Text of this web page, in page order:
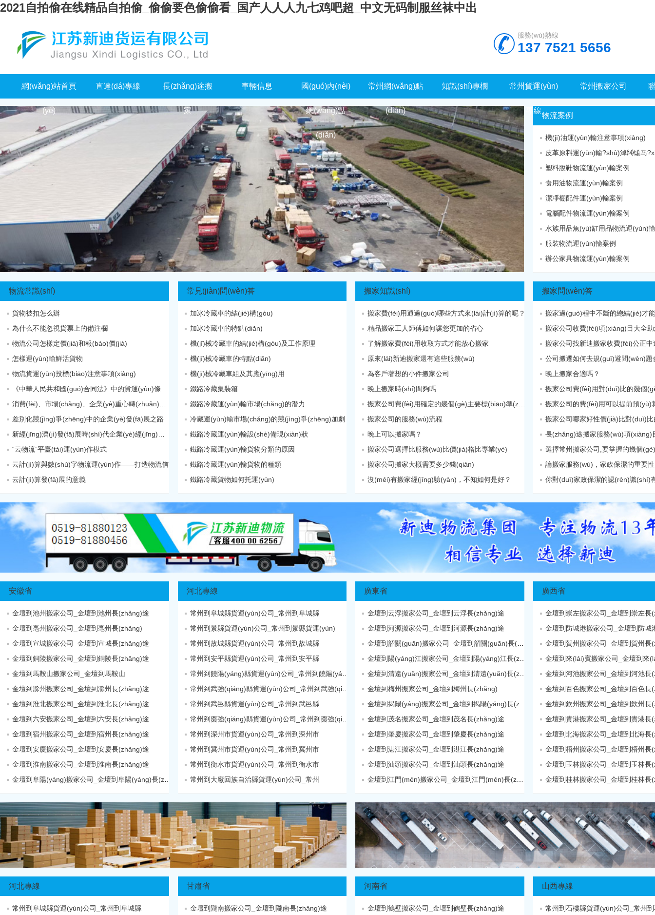
2021自拍偷在线精品自拍偷_偷偷要色偷偷看_国产人人人九七鸡吧超_中文无码制服丝袜中出
服務(wù)熱線
137 7521 5656
網(wǎng)站首頁
(yè)
直達(dá)專線 長(zhǎng)途搬
家
車輛信息 國(guó)內(nèi)
網(wǎng)點
(diǎn)
常州網(wǎng)點
(diǎn)
知識(shí)專欄 常州貨運(yùn)
專線
常州搬家公司
物流案例
機(jī)油運(yùn)輸注意事項(xiàng)
皮革原料運(yùn)輸?shù)淖⒁馐马
塑料脫鞋物流運(yùn)輸案例
食用油物流運(yùn)輸案例
潔凈棚配件運(yùn)輸案例
電腦配件物流運(yùn)輸案例
水族用品魚(yú)缸用品物流運(yùn)
服裝物流運(yùn)輸案例
辦公家具物流運(yùn)輸案例
物流常識(shí)
貨物被扣怎么辦
為什么不能忽視貨票上的備注欄
物流公司怎樣定價(jià)和報(bào)價(jià)
怎樣運(yùn)輸鮮活貨物
物流貨運(yùn)投標(biāo)注意事項(xiàng)
《中華人民共和國(guó)合同法》中的貨運(yùn)條
差別化競(jìng)爭(zhēng)中的企業(yè)發(fā)展之路
“云物流”平臺(tái)運(yùn)作模式
云計(jì)算與數(shù)字物流運(yùn)作——打造物流信
云計(jì)算發(fā)展的意義
常見(jiàn)問(wèn)答
加冰冷藏車的結(jié)構(gòu)
加冰冷藏車的特點(diǎn)
機(jī)械冷藏車的結(jié)構(gòu)及工作原理
機(jī)械冷藏車的特點(diǎn)
機(jī)械冷藏車組及其應(yīng)用
鐵路冷藏集裝箱
鐵路冷藏運(yùn)輸市場(chǎng)的潛力
冷藏運(yùn)輸市場(chǎng)的競(jìng)爭(zhēng)加劇
鐵路冷藏運(yùn)輸設(shè)備現(xiàn)狀
鐵路冷藏運(yùn)輸貨物分類的原因
鐵路冷藏運(yùn)輸貨物的種類
鐵路冷藏貨物如何托運(yùn)
搬家知識(shí)
搬家費(fèi)用通過(guò)哪些方式來(lái)計(jì)算的呢？
精品搬家工人師傅如何讓您更加的省心
了解搬家費(fèi)用收取方式才能放心搬家
原來(lái)新迪搬家還有這些服務(wù)
為客戶著想的小件搬家公司
晚上搬家時(shí)間夠嗎
搬家公司的服務(wù)流程
晚上可以搬家嗎？
搬家公司選擇比服務(wù)比價(jià)格比專業(yè)
搬家公司搬家大概需要多少錢(qián)
沒(méi)有搬家經(jīng)驗(yàn)，不知如何是好？
搬家問(wèn)答
搬家過(guò)程中不斷的總結(jié)才
搬家公司收費(fèi)項(xiàng)目大全
搬家公司找新迪搬家收費(fèi)公正中
公司搬遷如何去規(guī)避問(wèn)題
晚上搬家合適嗎？
搬家公司費(fèi)用對(duì)比的幾個
搬家公司的費(fèi)用可以提前預(yù)
選擇常州搬家公司,要掌握的幾個
論搬家服務(wù)，家政保潔的重要性
你對(duì)家政保潔的認(rèn)識(shí)有多
安徽省
金壇到池州搬家公司_金壇到池州長(zhǎng)途
金壇到亳州搬家公司_金壇到亳州長(zhǎng)
金壇到宣城搬家公司_金壇到宣城長(zhǎng)途
金壇到銅陵搬家公司_金壇到銅陵長(zhǎng)途
金壇到馬鞍山搬家公司_金壇到馬鞍山
金壇到滁州搬家公司_金壇到滁州長(zhǎng)途
金壇到淮北搬家公司_金壇到淮北長(zhǎng)途
金壇到六安搬家公司_金壇到六安長(zhǎng)途
金壇到宿州搬家公司_金壇到宿州長(zhǎng)途
金壇到安慶搬家公司_金壇到安慶長(zhǎng)途
金壇到淮南搬家公司_金壇到淮南長(zhǎng)途
河北專線
常州到阜城縣貨運(yùn)公司_常州到阜城縣
常州到景縣貨運(yùn)公司_常州到景縣貨運(yùn)
常州到故城縣貨運(yùn)公司_常州到故城縣
常州到安平縣貨運(yùn)公司_常州到安平縣
常州到武強(qiáng)縣貨運(yùn)公司_常州到武強(qiáng)縣
常州到武邑縣貨運(yùn)公司_常州到武邑縣
常州到棗強(qiáng)縣貨運(yùn)公司_常州到棗強(qiáng)縣
常州到深州市貨運(yùn)公司_常州到深州市
常州到冀州市貨運(yùn)公司_常州到冀州市
常州到衡水市貨運(yùn)公司_常州到衡水市
常州到大廠回族自治縣貨運(yùn)公司_常州
廣東省
金壇到云浮搬家公司_金壇到云浮長(zhǎng)途
金壇到河源搬家公司_金壇到河源長(zhǎng)途
金壇到梅州搬家公司_金壇到梅州長(zhǎng)
金壇到茂名搬家公司_金壇到茂名長(zhǎng)途
金壇到肇慶搬家公司_金壇到肇慶長(zhǎng)途
金壇到湛江搬家公司_金壇到湛江長(zhǎng)途
金壇到汕頭搬家公司_金壇到汕頭長(zhǎng)途
廣西省
金壇到崇左搬家公司_金壇到崇左長
金壇到防城港搬家公司_金壇到防城
金壇到賀州搬家公司_金壇到賀州長
金壇到河池搬家公司_金壇到河池長
金壇到百色搬家公司_金壇到百色長
金壇到欽州搬家公司_金壇到欽州長
金壇到貴港搬家公司_金壇到貴港長
金壇到北海搬家公司_金壇到北海長
金壇到梧州搬家公司_金壇到梧州長
金壇到玉林搬家公司_金壇到玉林長
金壇到桂林搬家公司_金壇到桂林長
河北專線
常州到阜城縣貨運(yùn)公司_常州到阜城縣
甘肅省
金壇到隴南搬家公司_金壇到隴南長(zhǎng)途
河南省
金壇到鶴壁搬家公司_金壇到鶴壁長(zhǎng)途
山西專線
常州到石樓縣貨運(yùn)公司_常州